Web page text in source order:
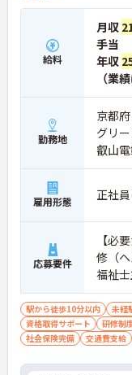
給料
月収
手当
年収
（業
勤務地
京都
グリ
叡山
雇用形態 正社
応募要件
【必
修（
福祉
格を
限定
駅から徒歩10分以内 未経
資格取得サポート
研修制
社会保険完備
交通費支給